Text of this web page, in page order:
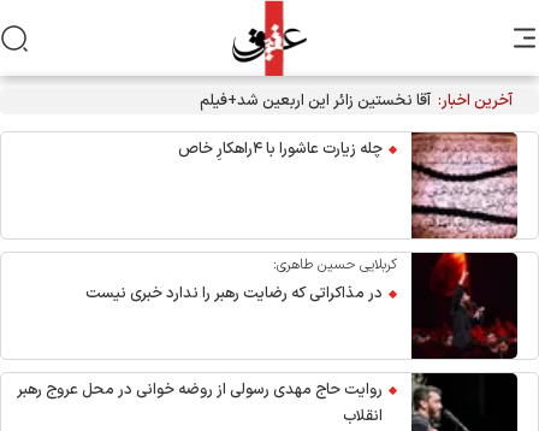
آخرین اخبار: آقا نخستین زائر این اربعین شد+فیلم
چله زیارت عاشورا با ۴راهکارِ خاص
کربلایی حسین طاهری:
در مذاکراتی که رضایت رهبر را ندارد خبری نیست
روایت حاج مهدی رسولی از روضه خوانی در محل عروج رهبر
انقلاب